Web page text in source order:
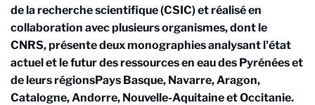
de la recherche scientifique (CSIC) et réalisé en
collaboration avec plusieurs organismes, dont le
CNRS, présente deux monographies analysant l'état
actuel et le futur des ressources en eau des Pyrénées et
de leurs régionsPays Basque, Navarre, Aragon,
Catalogne, Andorre, Nouvelle-Aquitaine et Occitanie.